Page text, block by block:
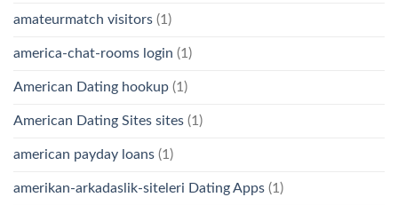
amateurmatch visitors (1)
america-chat-rooms login (1)
American Dating hookup (1)
American Dating Sites sites (1)
american payday loans (1)
amerikan-arkadaslik-siteleri Dating Apps (1)